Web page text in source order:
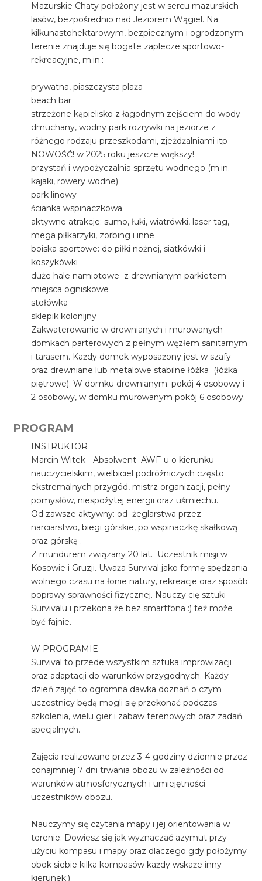
Mazurskie Chaty położony jest w sercu mazurskich
lasów, bezpośrednio nad Jeziorem Wągiel. Na
kilkunastohektarowym, bezpiecznym i ogrodzonym
terenie znajduje się bogate zaplecze sportowo-
rekreacyjne, m.in.:
prywatna, piaszczysta plaża
beach bar
strzeżone kąpielisko z łagodnym zejściem do wody
dmuchany, wodny park rozrywki na jeziorze z
różnego rodzaju przeszkodami, zjeżdżalniami itp -
NOWOŚĆ! w 2025 roku jeszcze większy!
przystań i wypożyczalnia sprzętu wodnego (m.in.
kajaki, rowery wodne)
park linowy
ścianka wspinaczkowa
aktywne atrakcje: sumo, łuki, wiatrówki, laser tag,
mega piłkarzyki, zorbing i inne
boiska sportowe: do piłki nożnej, siatkówki i
koszykówki
duże hale namiotowe z drewnianym parkietem
miejsca ogniskowe
stołówka
sklepik kolonijny
Zakwaterowanie w drewnianych i murowanych
domkach parterowych z pełnym węzłem sanitarnym
i tarasem. Każdy domek wyposażony jest w szafy
oraz drewniane lub metalowe stabilne łóżka (łóżka
piętrowe). W domku drewnianym: pokój 4 osobowy i
2 osobowy, w domku murowanym pokój 6 osobowy.
PROGRAM
INSTRUKTOR
Marcin Witek - Absolwent AWF-u o kierunku
nauczycielskim, wielbiciel podróżniczych często
ekstremalnych przygód, mistrz organizacji, pełny
pomysłów, niespożytej energii oraz uśmiechu.
Od zawsze aktywny: od żeglarstwa przez
narciarstwo, biegi górskie, po wspinaczkę skałkową
oraz górską .
Z mundurem związany 20 lat. Uczestnik misji w
Kosowie i Gruzji. Uważa Survival jako formę spędzania
wolnego czasu na łonie natury, rekreacje oraz sposób
poprawy sprawności fizycznej. Nauczy cię sztuki
Survivalu i przekona że bez smartfona :) też może
być fajnie.
W PROGRAMIE:
Survival to przede wszystkim sztuka improwizacji
oraz adaptacji do warunków przygodnych. Każdy
dzień zajęć to ogromna dawka doznań o czym
uczestnicy będą mogli się przekonać podczas
szkolenia, wielu gier i zabaw terenowych oraz zadań
specjalnych.
Zajęcia realizowane przez 3-4 godziny dziennie przez
conajmniej 7 dni trwania obozu w zależności od
warunków atmosferycznych i umiejętności
uczestników obozu.
Nauczymy się czytania mapy i jej orientowania w
terenie. Dowiesz się jak wyznaczać azymut przy
użyciu kompasu i mapy oraz dlaczego gdy położymy
obok siebie kilka kompasów każdy wskaże inny
kierunek:)